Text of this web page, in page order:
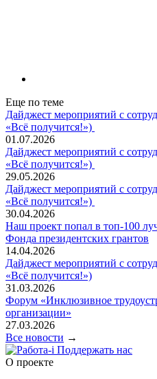
Еще по теме
Дайджест мероприятий с
«Всё получится!»)
01.07.2026
Дайджест мероприятий с
«Всё получится!»)
29.05.2026
Дайджест мероприятий с
«Всё получится!»)
30.04.2026
Наш проект попал в топ‑100
Фонда президентских грантов
14.04.2026
Дайджест мероприятий с
«Всё получится!»)
31.03.2026
Форум «Инклюзивное
организации»
27.03.2026
Все новости →
Поддержать нас
O проекте